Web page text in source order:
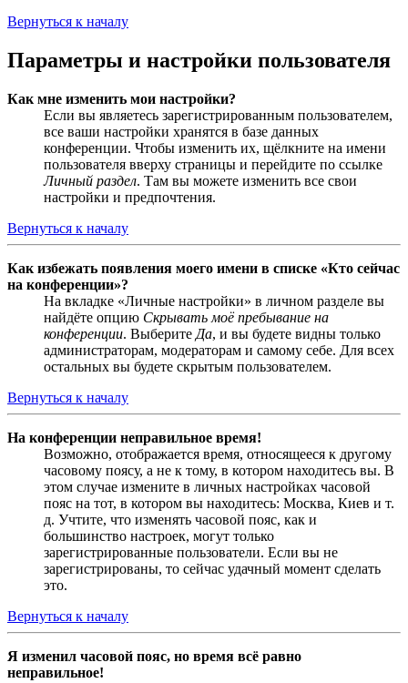
Вернуться к началу
Параметры и настройки пользователя
Как мне изменить мои настройки?
Если вы являетесь зарегистрированным пользователем,
все ваши настройки хранятся в базе данных
конференции. Чтобы изменить их, щёлкните на имени
пользователя вверху страницы и перейдите по ссылке
Личный раздел. Там вы можете изменить все свои
настройки и предпочтения.
Вернуться к началу
Как избежать появления моего имени в списке «Кто сейчас
на конференции»?
На вкладке «Личные настройки» в личном разделе вы
найдёте опцию Скрывать моё пребывание на
конференции. Выберите Да, и вы будете видны только
администраторам, модераторам и самому себе. Для всех
остальных вы будете скрытым пользователем.
Вернуться к началу
На конференции неправильное время!
Возможно, отображается время, относящееся к другому
часовому поясу, а не к тому, в котором находитесь вы. В
этом случае измените в личных настройках часовой
пояс на тот, в котором вы находитесь: Москва, Киев и т.
д. Учтите, что изменять часовой пояс, как и
большинство настроек, могут только
зарегистрированные пользователи. Если вы не
зарегистрированы, то сейчас удачный момент сделать
это.
Вернуться к началу
Я изменил часовой пояс, но время всё равно
неправильное!